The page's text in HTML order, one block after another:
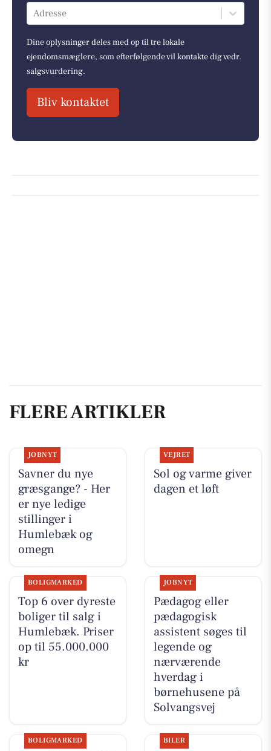
Adresse
Dine oplysninger deles med op til tre lokale
ejendomsmæglere, som efterfølgende vil kontakte dig vedr.
salgsvurdering.
Bliv kontaktet
FLERE ARTIKLER
JOBNYT
Savner du nye
græsgange? - Her
er nye ledige
stillinger i
Humlebæk og
omegn
VEJRET
Sol og varme giver
dagen et løft
BOLIGMARKED
Top 6 over dyreste
boliger til salg i
Humlebæk. Priser
op til 55.000.000
kr
JOBNYT
Pædagog eller
pædagogisk
assistent søges til
legende og
nærværende
hverdag i
børnehusene på
Solvangsvej
BOLIGMARKED BILER